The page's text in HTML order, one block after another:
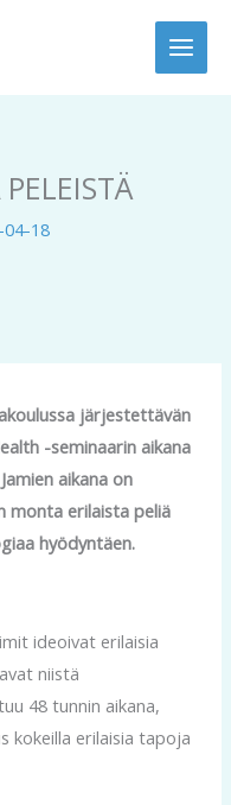
04-18
järjestettävän
-seminaarin aikana
aikana on
monta erilaista peliä
hyödyntäen.
ideoivat erilaisia
niistä
48 tunnin aikana,
kokeilla erilaisia tapoja